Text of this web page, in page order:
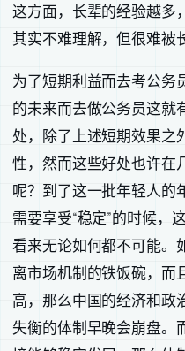
这方面，长辈的经验越多
其实不难理解，但很难被
为了短期利益而去考公务
的未来而去做公务员这就
处，除了上述短期效果之
性，然而这些好处也许在
呢？到了这一批年轻人的
需要享受“稳定”的时候，
看来无论如何都不可能。
离市场机制的铁饭碗，而
高，那么中国的经济和政
失衡的体制早晚会崩盘。